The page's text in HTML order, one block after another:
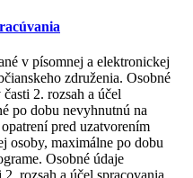
v písomnej a elektronickej
združenia. Osobné
2. rozsah a účel
po dobu nevyhnutnú na
pred uzatvorením
osoby, maximálne po dobu
Osobné údaje